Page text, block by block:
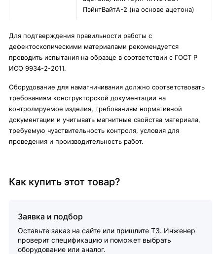
ПэйнтВайтА-2 (на основе ацетона)
Для подтверждения правильности работы с
дефектоскопическими материалами рекомендуется
проводить испытания на образце в соответствии с ГОСТ Р
ИСО 9934-2-2011.
Оборудование для намагничивания должно соответствовать
требованиям конструкторской документации на
контролируемое изделия, требованиям нормативной
документации и учитывать магнитные свойства материала,
требуемую чувствительность контроля, условия для
проведения и производительность работ.
Как купить этот товар?
Заявка и подбор
Оставьте заказ на сайте или пришлите ТЗ. Инженер
проверит спецификацию и поможет выбрать
оборудование или аналог.